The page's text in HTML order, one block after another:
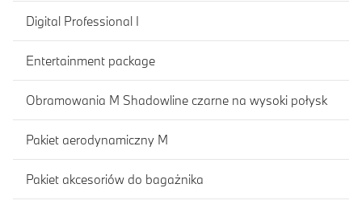
Digital Professional I
Entertainment package
Obramowania M Shadowline czarne na wysoki połysk
Pakiet aerodynamiczny M
Pakiet akcesoriów do bagażnika